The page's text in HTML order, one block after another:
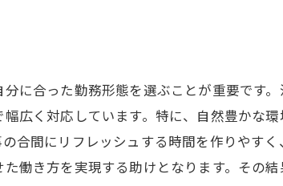
に合った勤務形態を選ぶことが重要です
広く対応しています。特に、自然豊かな
合間にリフレッシュする時間を作りやす
働き方を実現する助けとなります。その